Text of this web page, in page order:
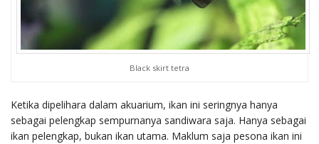
Black skirt tetra
Ketika dipelihara dalam akuarium, ikan ini seringnya hanya
sebagai pelengkap sempurnanya sandiwara saja. Hanya sebagai
ikan pelengkap, bukan ikan utama. Maklum saja pesona ikan ini